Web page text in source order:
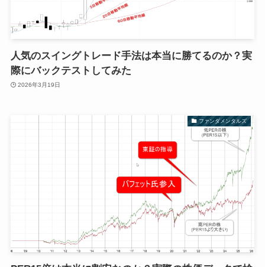
人気のスイングトレード手法は本当に勝てるのか？実
際にバックテストしてみた
2026年3月19日
ファンダメンタルズ